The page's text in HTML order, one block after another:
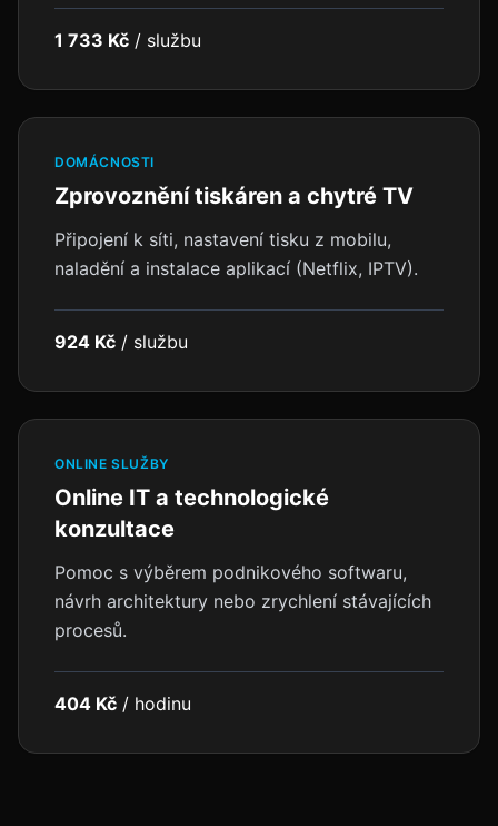
1 733 Kč / službu
DOMÁCNOSTI
Zprovoznění tiskáren a chytré TV
Připojení k síti, nastavení tisku z mobilu,
naladění a instalace aplikací (Netflix, IPTV).
924 Kč / službu
ONLINE SLUŽBY
Online IT a technologické
konzultace
Pomoc s výběrem podnikového softwaru,
návrh architektury nebo zrychlení stávajících
procesů.
404 Kč / hodinu